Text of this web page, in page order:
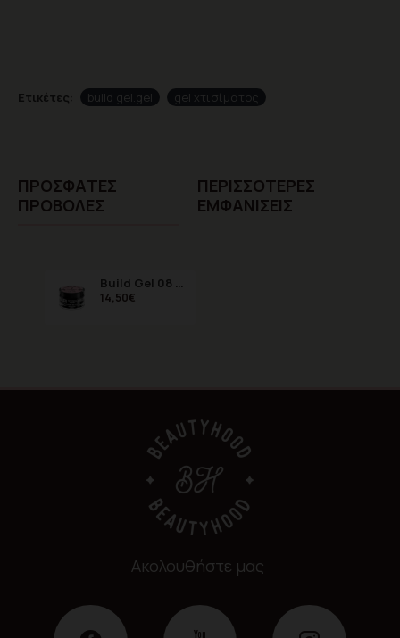
Ετικέτες: build gel.gel gel χτισίματος
ΠΡΌΣΦΑTΕΣ
ΠΡΟΒΟΛΈΣ
ΠΕΡΙΣΣΌΤΕΡΕΣ
ΕΜΦΑΝΊΣΕΙΣ
Build Gel 08 Pink Cover 15 ml
14,50€
Ακολουθήστε μας